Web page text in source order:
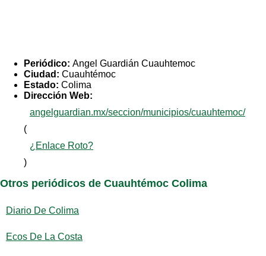
Periódico: Angel Guardián Cuauhtemoc
Ciudad: Cuauhtémoc
Estado: Colima
Dirección Web:
angelguardian.mx/seccion/municipios/cuauhtemoc/
(
¿Enlace Roto?
)
Otros periódicos de Cuauhtémoc Colima
Diario De Colima
Ecos De La Costa